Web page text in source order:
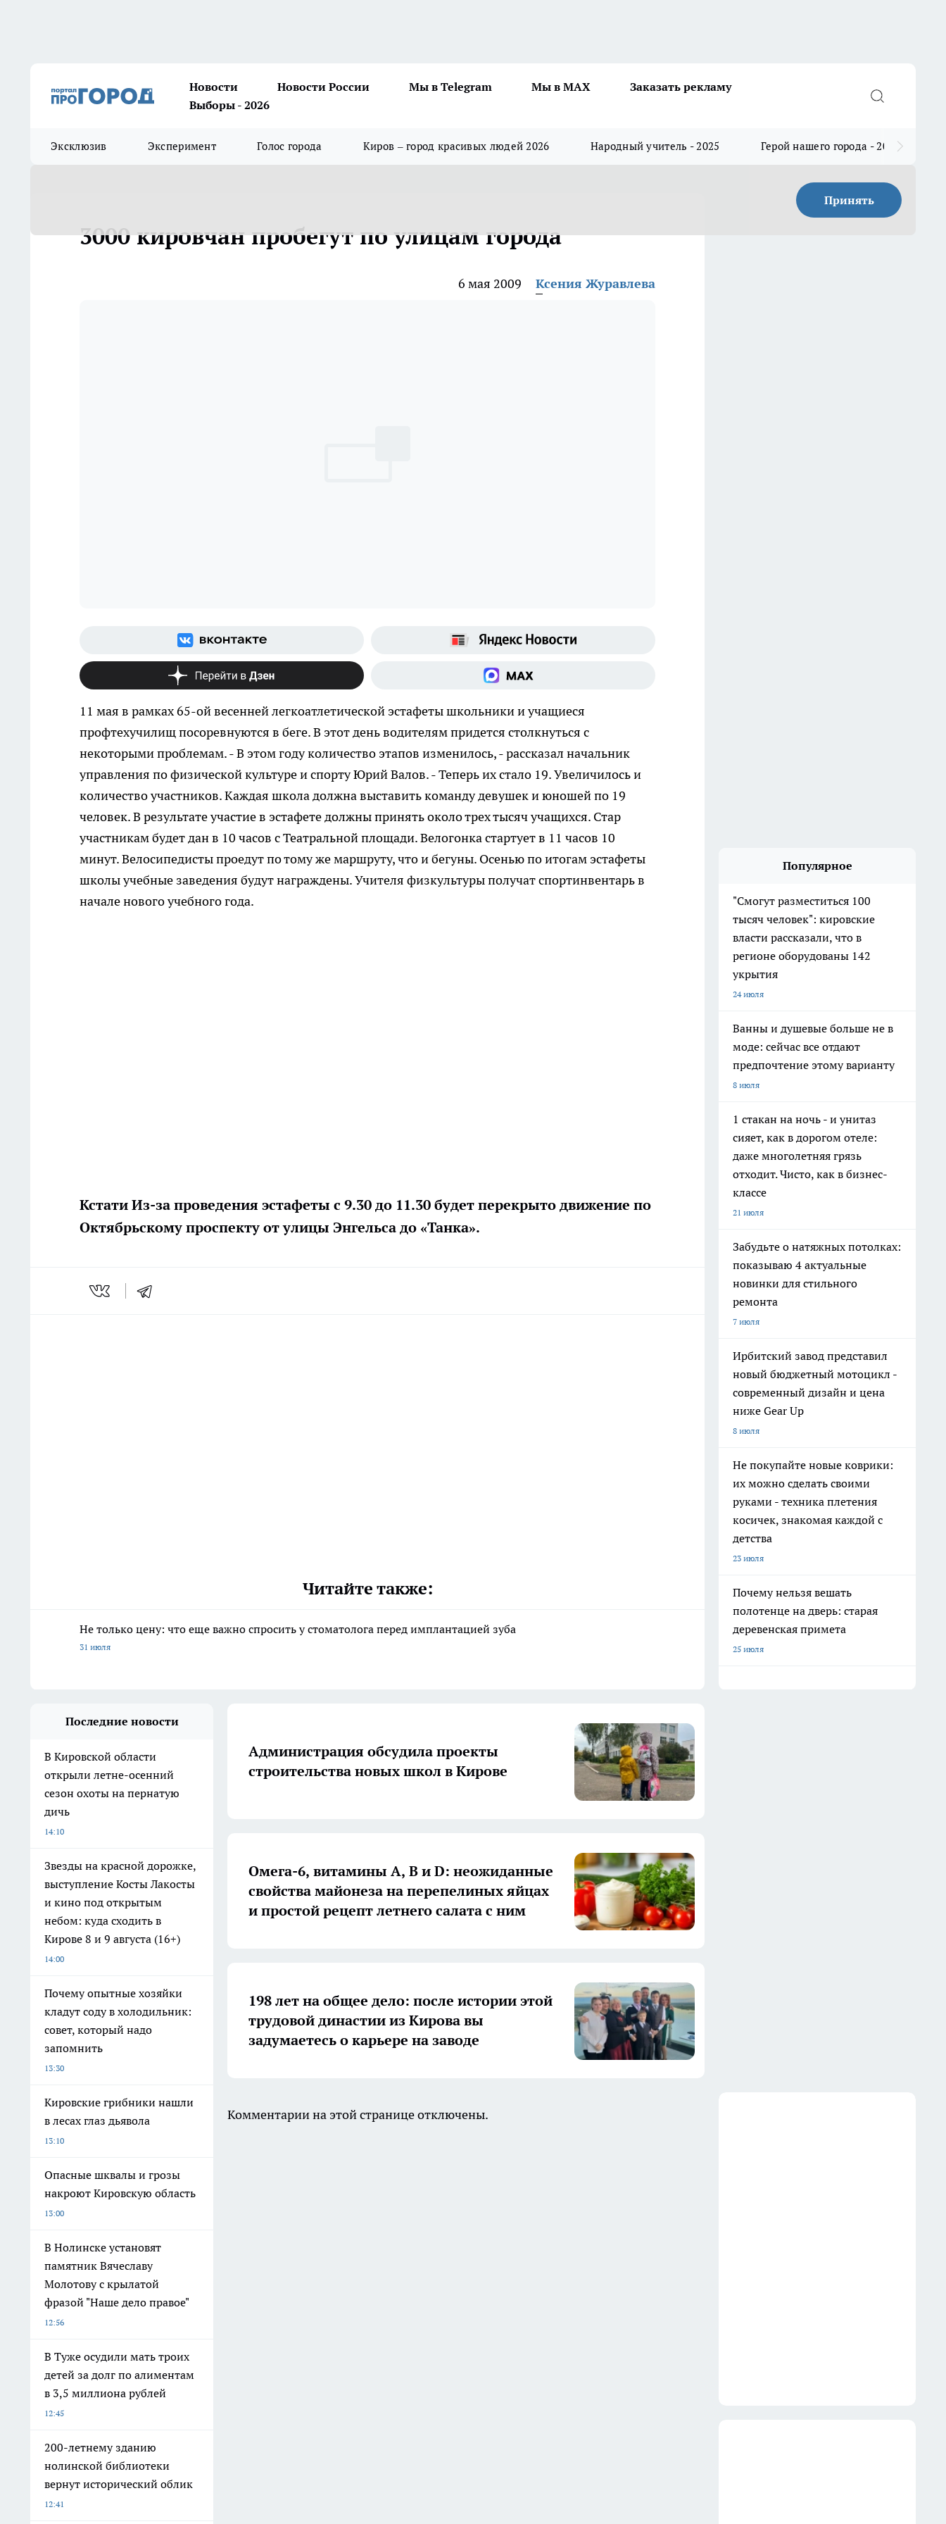
Новости Новости России Мы в Telegram Мы в MAX
Заказать рекламу
Выборы - 2026
Эксклюзив Эксперимент Голос города Киров – город красивых людей 2026 Народный учитель - 2025 Герой нашего города - 2025
Принять
3000 кировчан пробегут по улицам города
6 мая 2009 Ксения Журавлева
11 мая в рамках 65-ой весенней легкоатлетической эстафеты школьники и учащиеся
профтехучилищ посоревнуются в беге. В этот день водителям придется столкнуться с
некоторыми проблемам.- В этом году количество этапов изменилось, - рассказал начальник
управления по физической культуре и спорту Юрий Валов. - Теперь их стало 19. Увеличилось и
количество участников. Каждая школа должна выставить команду девушек и юношей по 19
человек. В результате участие в эстафете должны принять около трех тысяч учащихся. Стар
участникам будет дан в 10 часов с Театральной площади. Велогонка стартует в 11 часов 10
минут. Велосипедисты проедут по тому же маршруту, что и бегуны. Осенью по итогам эстафеты
школы учебные заведения будут награждены. Учителя физкультуры получат спортинвентарь в
начале нового учебного года.
КстатиИз-за проведения эстафеты с 9.30 до 11.30 будет перекрыто движение по
Октябрьскому проспекту от улицы Энгельса до «Танка».
Читайте также:
Не только цену: что еще важно спросить у стоматолога перед имплантацией зуба
31 июля
Популярное
"Смогут разместиться 100
тысяч человек": кировские
власти рассказали, что в
регионе оборудованы 142
укрытия
24 июля
Ванны и душевые больше не в
моде: сейчас все отдают
предпочтение этому варианту
8 июля
1 стакан на ночь - и унитаз
сияет, как в дорогом отеле:
даже многолетняя грязь
отходит. Чисто, как в бизнес-
классе
21 июля
Забудьте о натяжных потолках:
показываю 4 актуальные
новинки для стильного
ремонта
7 июля
Ирбитский завод представил
новый бюджетный мотоцикл -
современный дизайн и цена
ниже Gear Up
8 июля
Не покупайте новые коврики:
их можно сделать своими
руками - техника плетения
косичек, знакомая каждой с
детства
23 июля
Почему нельзя вешать
полотенце на дверь: старая
деревенская примета
25 июля
Последние новости
В Кировской области
открыли летне-осенний
сезон охоты на пернатую
дичь
14:10
Звезды на красной дорожке,
выступление Косты Лакосты
и кино под открытым
небом: куда сходить в
Кирове 8 и 9 августа (16+)
14:00
Почему опытные хозяйки
кладут соду в холодильник:
совет, который надо
запомнить
13:30
Кировские грибники нашли
в лесах глаз дьявола
13:10
Опасные шквалы и грозы
накроют Кировскую область
13:00
В Нолинске установят
памятник Вячеславу
Молотову с крылатой
фразой "Наше дело правое"
12:56
В Туже осудили мать троих
детей за долг по алиментам
в 3,5 миллиона рублей
12:45
200-летнему зданию
нолинской библиотеки
вернут исторический облик
12:41
Администрация обсудила проекты
строительства новых школ в Кирове
Омега-6, витамины А, В и D: неожиданные
свойства майонеза на перепелиных яйцах
и простой рецепт летнего салата с ним
198 лет на общее дело: после истории этой
трудовой династии из Кирова вы
задумаетесь о карьере на заводе
Комментарии на этой странице отключены.